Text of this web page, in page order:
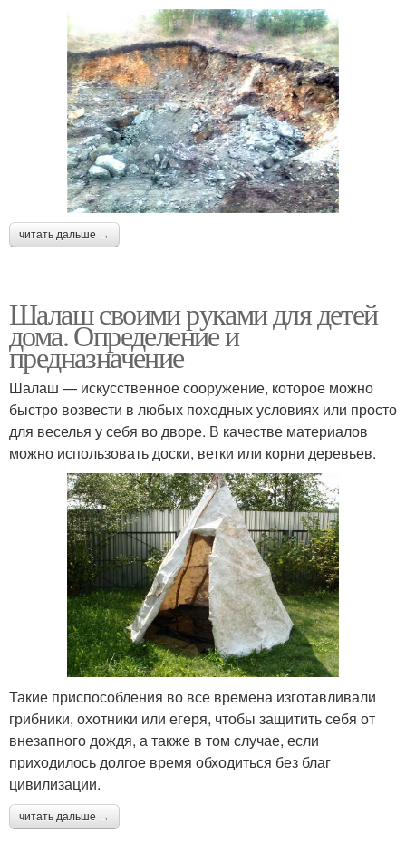
читать дальше →
Шалаш своими руками для детей
дома. Определение и
предназначение
Шалаш — искусственное сооружение, которое можно
быстро возвести в любых походных условиях или просто
для веселья у себя во дворе. В качестве материалов
можно использовать доски, ветки или корни деревьев.
Такие приспособления во все времена изготавливали
грибники, охотники или егеря, чтобы защитить себя от
внезапного дождя, а также в том случае, если
приходилось долгое время обходиться без благ
цивилизации.
читать дальше →